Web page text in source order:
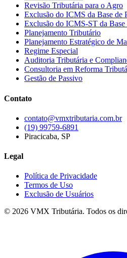
Revisão Tributária para o Agro
Exclusão do ICMS da Base de
Exclusão do ICMS-ST da
Planejamento Tributário
Planejamento Estratégico de
Regime Especial
Auditoria Tributária e
Consultoria em Reforma
Gestão de Passivo
Contato
contato@vmxtributaria.com.br
(19) 99759-6891
Piracicaba, SP
Legal
Política de Privacidade
Termos de Uso
Exclusão de Usuários
© 2026 VMX Tributária. Todos os